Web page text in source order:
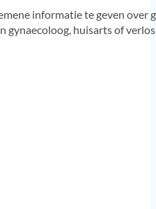
informatie te geven
gynaecoloog, huisarts of